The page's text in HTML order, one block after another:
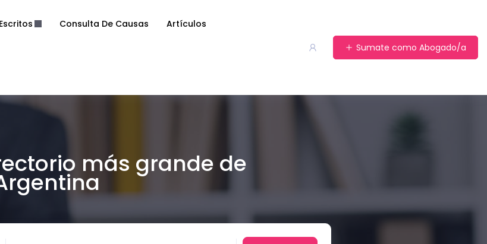
Consulta De Causas Artículos
Sumate como Abogado/a
más grande de